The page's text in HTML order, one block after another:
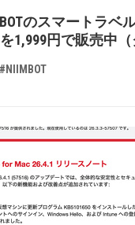
のスマートラベ
を1,999円で販売中
#NIIMBOT